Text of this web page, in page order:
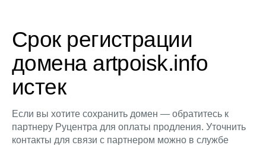
Срок регистрации
домена artpoisk.info
истек
Если вы хотите сохранить домен — обратитесь к
партнеру Руцентра для оплаты продления. Уточнить
контакты для связи с партнером можно в службе